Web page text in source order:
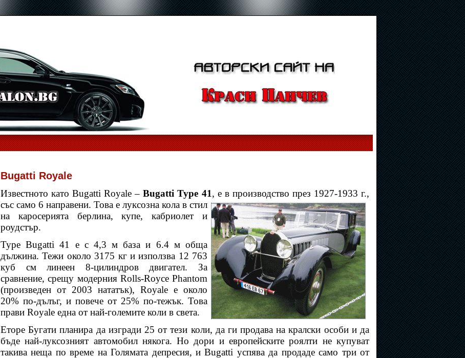
Bugatti Royale
Известното като Bugatti Royale –Bugatti Type 41, е в производство през 1927-1933 г.,
със само 6 направени. Това е луксозна кола в стил
на каросерията берлина, купе, кабриолет и
роудстър.
Type Bugatti 41 е с 4,3 м база и 6.4 м обща
дължина. Тежи около 3175 кг и използва 12 763
куб см линеен 8-цилиндров двигател. За
сравнение, срещу модерния Rolls-Royce Phantom
(произведен от 2003 нататък), Royale е около
20% по-дълъг, и повече от 25% по-тежък. Това
прави Royale една от най-големите коли в света.
Еторе Бугати планира да изгради 25 от тези коли, да ги продава на кралски особи и да
бъде най-луксозният автомобил някога. Но дори и европейските роялти не купуват
такива неща по време на Голямата депресия, и Bugatti успява да продаде само три от